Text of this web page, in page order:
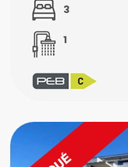
3
1